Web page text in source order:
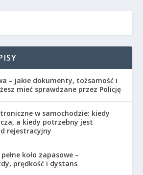
– jakie dokumenty, tożsamość i
mieć sprawdzane przez Policję
w samochodzie: kiedy
a kiedy potrzebny jest
rejestracyjny
koło zapasowe –
prędkość i dystans